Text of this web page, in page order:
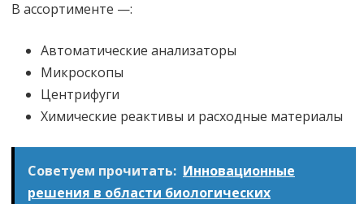
В ассортименте —:
Автоматические анализаторы
Микроскопы
Центрифуги
Химические реактивы и расходные материалы
Советуем прочитать: Инновационные
решения в области биологических